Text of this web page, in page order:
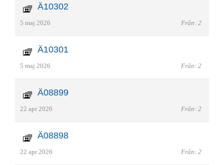
Ä10302
5 maj 2026 Från: 2
Ä10301
5 maj 2026 Från: 2
Ä08899
22 apr 2026 Från: 2
Ä08898
22 apr 2026 Från: 2